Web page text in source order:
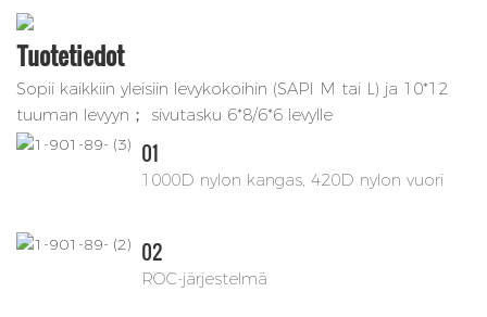
Tuotetiedot
Sopii kaikkiin yleisiin levykokoihin (SAPI M tai L) ja 10*12
tuuman levyyn； sivutasku 6*8/6*6 levylle
01
1000D nylon kangas, 420D nylon vuori
02
ROC-järjestelmä